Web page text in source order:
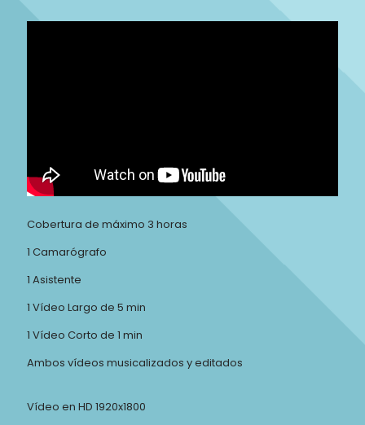
Cobertura de máximo 3 horas
1 Camarógrafo
1 Asistente
1 Vídeo Largo de 5 min
1 Vídeo Corto de 1 min
Ambos vídeos musicalizados y editados
Vídeo en HD 1920x1800